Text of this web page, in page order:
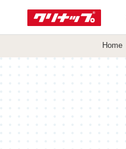
Home